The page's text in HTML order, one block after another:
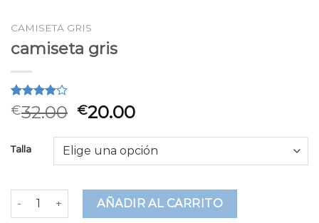
CAMISETA GRIS
camiseta gris
Valorado
4.00
en
2
puntuaciones
€32.00 €20.00
Talla
camiseta gris cantidadAÑADIR AL CARRITO